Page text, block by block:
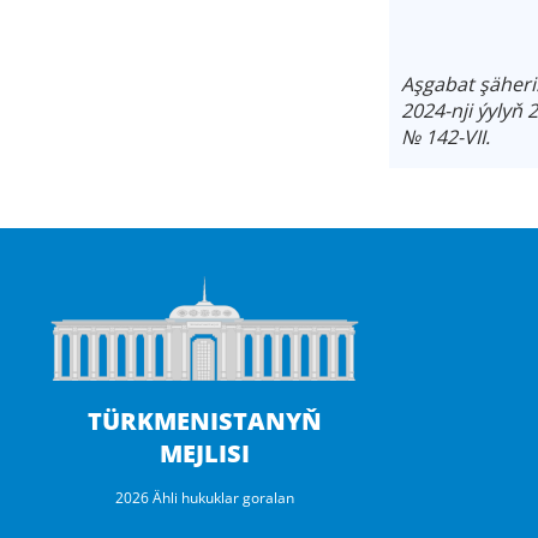
Aşgabat
2024-nji ýylyň
№ 142-VII.
TÜRKMENISTANYŇ
MEJLISI
2026 Ähli hukuklar goralan